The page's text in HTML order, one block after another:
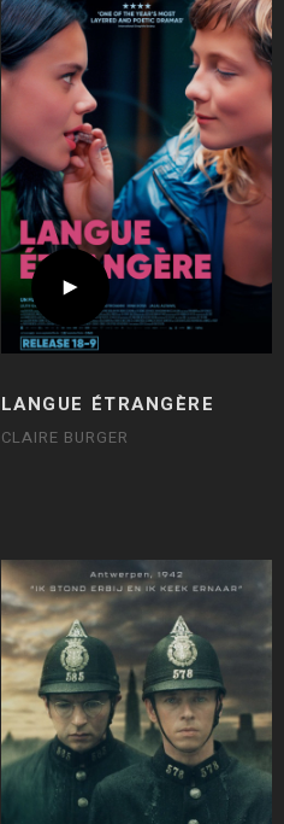
LANGUE ÉTRANGÈRE
CLAIRE BURGER